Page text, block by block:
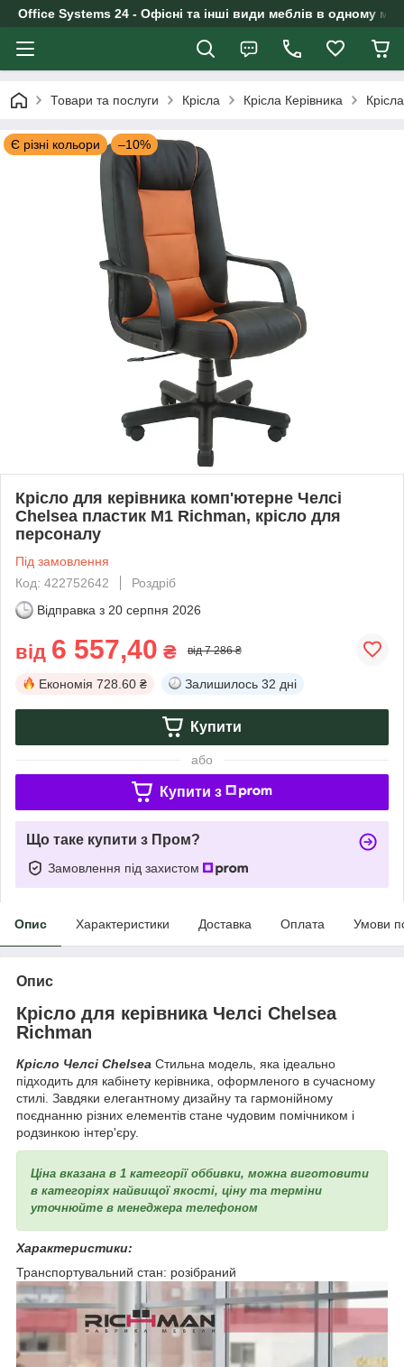
Office Systems 24 - Офісні та інші види меблів в одному
Товари та послуги Крісла Крісла Керівника
Є різні кольори –10%
Крісло для керівника комп'ютерне Челсі
Chelsea пластик М1 Richman, крісло для
персоналу
Під замовлення
Код: 422752642
Роздріб
Відправка з 20 серпня 2026
від 6 557,40 ₴ від 7 286 ₴
Економія 728.60 ₴ Залишилось 32 дні
Купити
або
Купити з
Що таке купити з Пром?
Замовлення під захистом
Опис Характеристики Доставка Оплата Умови
Опис
Крісло для керівника Челсі Chelsea
Richman
Крісло Челсі Chelsea Стильна модель, яка ідеально
підходить для кабінету керівника, оформленого в сучасному
стилі. Завдяки елегантному дизайну та гармонійному
поєднанню різних елементів стане чудовим помічником і
родзинкою інтер'єру.
Ціна вказана в 1 категорії оббивки, можна виготовити
в категоріях найвищої якості, ціну та терміни
уточнюйте в менеджера телефоном
Характеристики:
Транспортувальний стан: розібраний